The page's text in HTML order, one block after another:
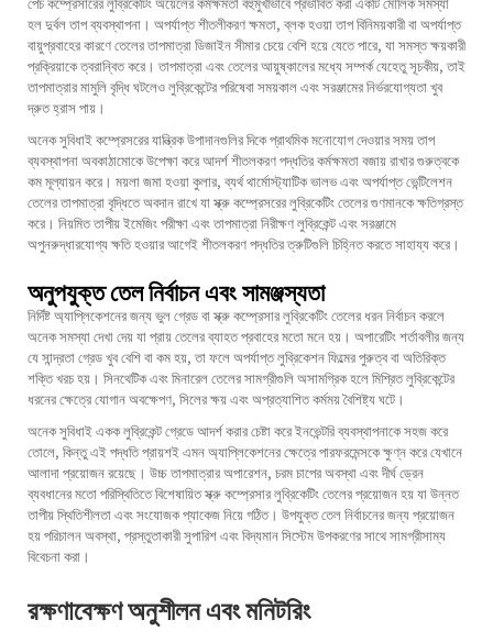
হল দুর্বল তাপ ব্যবস্থাপনা। অপর্যাপ্ত শীতলীকরণ ক্ষমতা, ব্লক হওয়া তাপ বিনিময়কারী বা অপর্যাপ্ত
বায়ুপ্রবাহের কারণে তেলের তাপমাত্রা ডিজাইন সীমার চেয়ে বেশি হয়ে যেতে পারে, যা সমস্ত ক্ষয়কারী
প্রক্রিয়াকে ত্বরান্বিত করে। তাপমাত্রা এবং তেলের আয়ুষ্কালের মধ্যে সম্পর্ক যেহেতু সূচকীয়, তাই
তাপমাত্রার মামুলি বৃদ্ধি ঘটলেও লুব্রিকেন্টের পরিষেবা সময়কাল এবং সরঞ্জামের নির্ভরযোগ্যতা খুব
দ্রুত হ্রাস পায়।
অনেক সুবিধাই কম্প্রেসরের যান্ত্রিক উপাদানগুলির দিকে প্রাথমিক মনোযোগ দেওয়ার সময় তাপ
ব্যবস্থাপনা অবকাঠামোকে উপেক্ষা করে আদর্শ শীতলকরণ পদ্ধতির কর্মক্ষমতা বজায় রাখার গুরুত্বকে
কম মূল্যায়ন করে। ময়লা জমা হওয়া কুলার, ব্যর্থ থার্মোস্ট্যাটিক ভালভ এবং অপর্যাপ্ত ভেন্টিলেশন
তেলের তাপমাত্রা বৃদ্ধিতে অবদান রাখে যা স্ক্রু কম্প্রেসরের লুব্রিকেটিং তেলের গুণমানকে ক্ষতিগ্রস্ত
করে। নিয়মিত তাপীয় ইমেজিং পরীক্ষা এবং তাপমাত্রা নিরীক্ষণ লুব্রিকেন্ট এবং সরঞ্জামে
অপুনরুদ্ধারযোগ্য ক্ষতি হওয়ার আগেই শীতলকরণ পদ্ধতির ত্রুটিগুলি চিহ্নিত করতে সাহায্য করে।
অনুপযুক্ত তেল নির্বাচন এবং সামঞ্জস্যতা
নির্দিষ্ট অ্যাপ্লিকেশনের জন্য ভুল গ্রেড বা স্ক্রু কম্প্রেসার লুব্রিকেটিং তেলের ধরন নির্বাচন করলে
অনেক সমস্যা দেখা দেয় যা প্রায় তেলের ব্যাহত প্রবাহের মতো মনে হয়। অপারেটিং শর্তাবলীর জন্য
যে সান্দ্রতা গ্রেড খুব বেশি বা কম হয়, তা ফলে অপর্যাপ্ত লুব্রিকেশন ফিল্মের পুরুত্ব বা অতিরিক্ত
শক্তি খরচ হয়। সিনথেটিক এবং মিনারেল তেলের সামগ্রীগুলি অসামগ্রিক হলে মিশ্রিত লুব্রিকেন্টের
ধরনের ক্ষেত্রে যোগান অবক্ষেপণ, সিলের ক্ষয় এবং অপ্রত্যাশিত কর্মময় বৈশিষ্ট্য ঘটে।
অনেক সুবিধাই একক লুব্রিকেন্ট গ্রেডে আদর্শ করার চেষ্টা করে ইনভেন্টরি ব্যবস্থাপনাকে সহজ করে
তোলে, কিন্তু এই পদ্ধতি প্রায়শই এমন অ্যাপ্লিকেশনের ক্ষেত্রে পারফরমেন্সকে ক্ষুণ্ন করে যেখানে
আলাদা প্রয়োজন রয়েছে। উচ্চ তাপমাত্রার অপারেশন, চরম চাপের অবস্থা এবং দীর্ঘ ড্রেন
ব্যবধানের মতো পরিস্থিতিতে বিশেষায়িত স্ক্রু কম্প্রেসার লুব্রিকেটিং তেলের প্রয়োজন হয় যা উন্নত
তাপীয় স্থিতিশীলতা এবং সংযোজক প্যাকেজ নিয়ে গঠিত। উপযুক্ত তেল নির্বাচনের জন্য প্রয়োজন
হয় পরিচালন অবস্থা, প্রস্তুতাকারী সুপারিশ এবং বিদ্যমান সিস্টেম উপকরণের সাথে সামগ্রীসাম্য
বিবেচনা করা।
রক্ষণাবেক্ষণ অনুশীলন এবং মনিটরিং